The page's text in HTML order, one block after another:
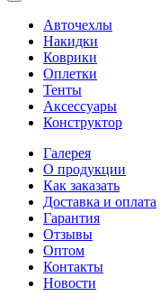
Авточехлы
Накидки
Коврики
Оплетки
Тенты
Аксессуары
Конструктор
Галерея
О продукции
Как заказать
Доставка и оплата
Гарантия
Отзывы
Оптом
Контакты
Новости